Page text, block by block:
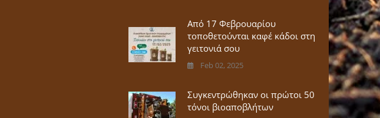
Από 17 Φεβρουαρίου
τοποθετούνται καφέ κάδοι στη
γειτονιά σου
Feb 02, 2025
Συγκεντρώθηκαν οι πρώτοι 50
τόνοι βιοαποβλήτων